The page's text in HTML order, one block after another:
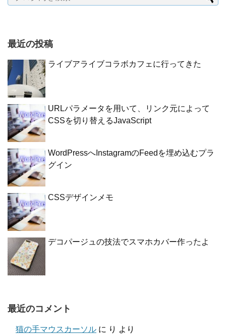
最近の投稿
ライブアライブコラボカフェに行ってきた
URLパラメータを用いて、リンク元によって
CSSを切り替えるJavaScript
WordPressへInstagramのFeedを埋め込むプラ
グイン
CSSデザインメモ
デコパージュの技法でスマホカバー作ったよ
最近のコメント
猫の手マウスカーソル に り より